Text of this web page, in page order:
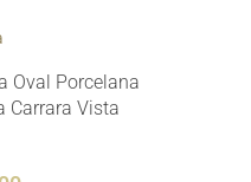
Oval Porcelana
Carrara Vista